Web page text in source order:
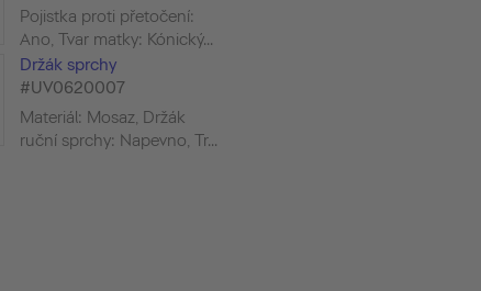
Pojistka proti přetočení:
Ano, Tvar matky: Kónický...
Držák sprchy
#UV0620007
Materiál: Mosaz, Držák
ruční sprchy: Napevno, Tr...